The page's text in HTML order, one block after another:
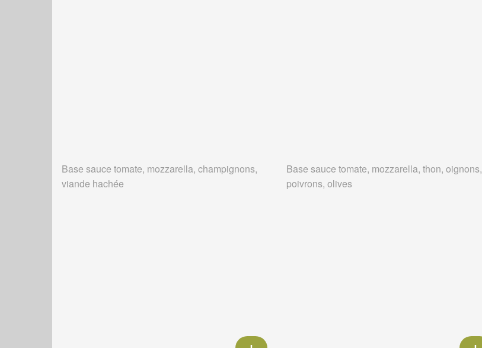
Base sauce tomate, mozzarella, champignons,
viande hachée
Base sauce tomate, mozzarella, thon, oignons,
poivrons, olives